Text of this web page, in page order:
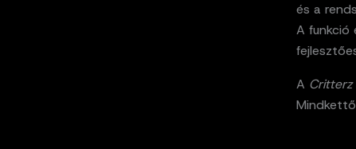
és a
A funkció
A Critterz